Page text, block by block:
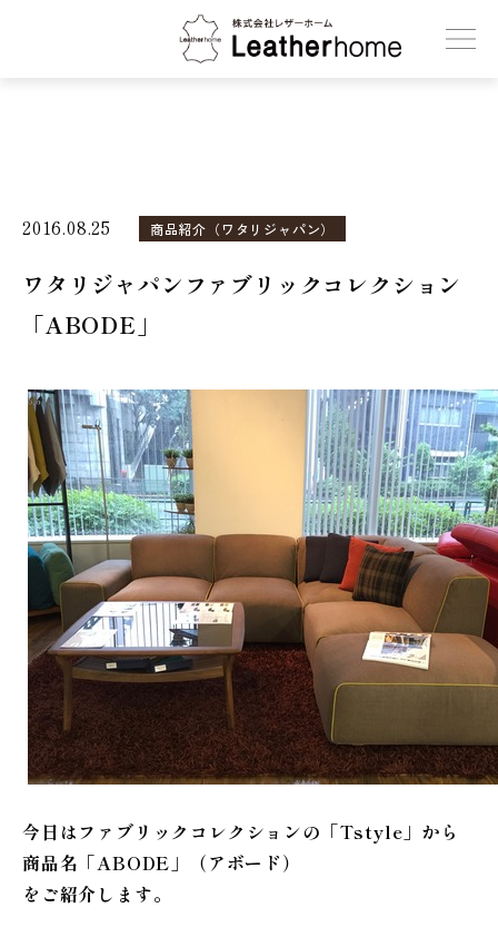
株式会社レザーホーム
2016.08.25 商品紹介（ワタリジャパン）
ワタリジャパンファブリックコレクション
「ABODE」
今日はファブリックコレクションの「Tstyle」から
商品名「ABODE」（アボード）
をご紹介します。